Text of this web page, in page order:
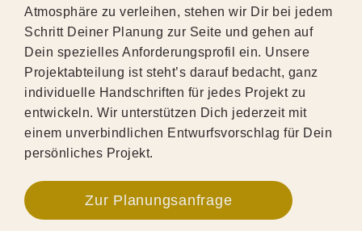
Atmosphäre zu verleihen, stehen wir Dir bei jedem
Schritt Deiner Planung zur Seite und gehen auf
Dein spezielles Anforderungsprofil ein. Unsere
Projektabteilung ist steht’s darauf bedacht, ganz
individuelle Handschriften für jedes Projekt zu
entwickeln. Wir unterstützen Dich jederzeit mit
einem unverbindlichen Entwurfsvorschlag für Dein
persönliches Projekt.
Zur Planungsanfrage